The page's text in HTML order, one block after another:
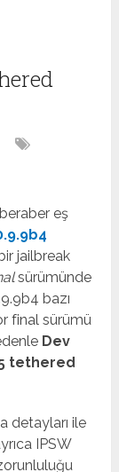
eş
jailbreak
sürümünde
bazı
final sürümü
Dev
tethered
detayları ile
IPSW